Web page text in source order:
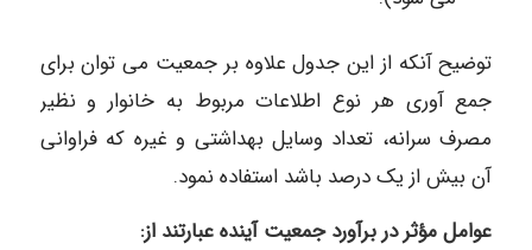
توضیح آنکه از این جدول علاوه بر جمعیت می توان برای
جمع آوری هر نوع اطلاعات مربوط به خانوار و نظیر
مصرف سرانه، تعداد وسایل بهداشتی و غیره که فراوانی
آن بیش از یک درصد باشد استفاده نمود.
عوامل مؤثر در برآورد جمعیت آینده عبارتند از: